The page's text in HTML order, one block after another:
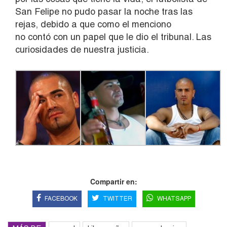
San Felipe no pudo pasar la noche tras las
rejas, debido a que como el menciono
no contó con un papel que le dio el tribunal. Las
curiosidades de nuestra justicia.
Compartir en:
FACEBOOK TWITTER WHATSAPP